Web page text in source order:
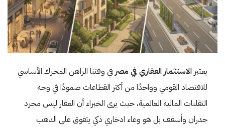
يعتبر الاستثمار العقاري في مصرفي وقتنا الراهن المحرك الأساسي
للاقتصاد القومي وواحدًا من أكثر القطاعات صمودًا في وجه
التقلبات المالية العالمية، حيث يرى الخبراء أن العقار ليس مجرد
جدران وأسقف بل هو وعاء ادخاري ذكي يتفوق على الذهب